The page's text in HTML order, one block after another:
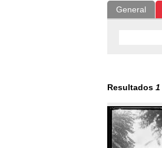
General
Resultados 1